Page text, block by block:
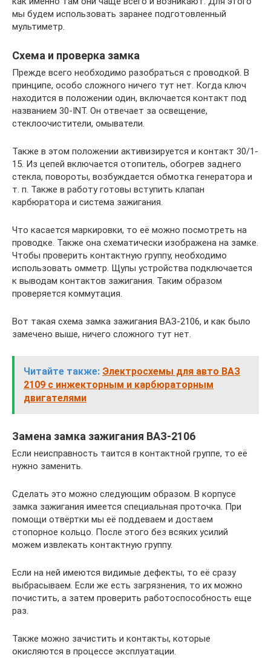
мы будем использовать заранее подготовленный
мультиметр.
Схема и проверка замка
Прежде всего необходимо разобраться с проводкой. В
принципе, особо сложного ничего тут нет. Когда ключ
находится в положении один, включается контакт под
названием 30-INT. Он отвечает за освещение,
стеклоочистители, омыватели.
Также в этом положении активизируется и контакт 30/1-
15. Из цепей включается отопитель, обогрев заднего
стекла, повороты, возбуждается обмотка генератора и
т. п. Также в работу готовы вступить клапан
карбюратора и система зажигания.
Что касается маркировки, то её можно посмотреть на
проводке. Также она схематически изображена на замке.
Чтобы проверить контактную группу, необходимо
использовать омметр. Щупы устройства подключается
к выводам контактов зажигания. Таким образом
проверяется коммутация.
Вот такая схема замка зажигания ВАЗ-2106, и как было
замечено выше, ничего сложного тут нет.
Читайте также: Электросхемы для авто ВАЗ
2109 с инжекторным и карбюраторным
двигателями
Замена замка зажигания ВАЗ-2106
Если неисправность таится в контактной группе, то её
нужно заменить.
Сделать это можно следующим образом. В корпусе
замка зажигания имеется специальная проточка. При
помощи отвёртки мы её поддеваем и достаем
стопорное кольцо. После этого без всяких усилий
можем извлекать контактную группу.
Если на ней имеются видимые дефекты, то её сразу
выбрасываем. Если же есть загрязнения, то их можно
почистить, а затем проверить работоспособность еще
раз.
Также можно зачистить и контакты, которые
окисляются в процессе эксплуатации.